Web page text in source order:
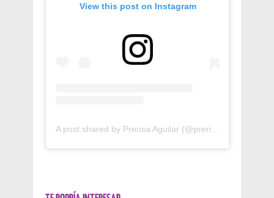
View this post on Instagram
A post shared by Prensa Aguilar (@prensaaguilarof)